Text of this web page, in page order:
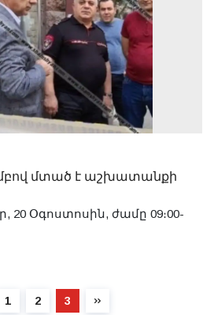
մտած է աշխատանքի
20 Օգոստոսին, ժամը 09։00-
1 2 3